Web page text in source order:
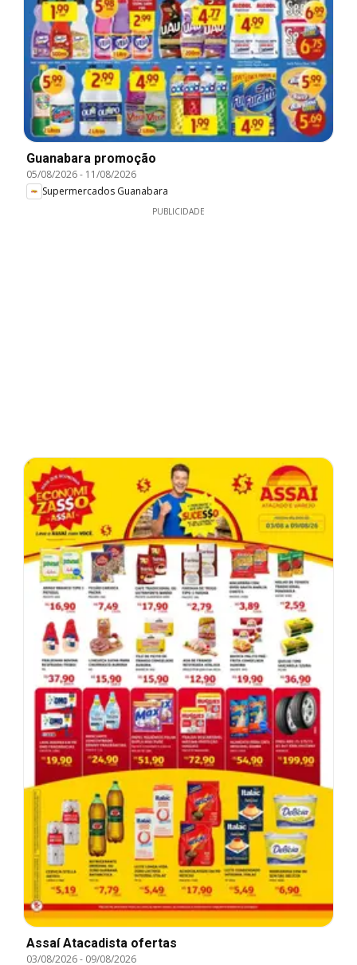
Guanabara promoção
05/08/2026- 11/08/2026
Supermercados Guanabara
PUBLICIDADE
Assaí Atacadista ofertas
03/08/2026- 09/08/2026